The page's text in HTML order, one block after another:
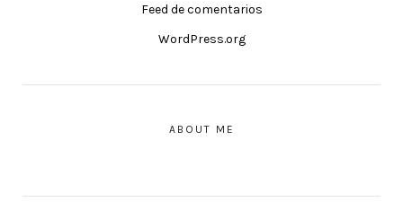
Feed de comentarios
WordPress.org
ABOUT ME